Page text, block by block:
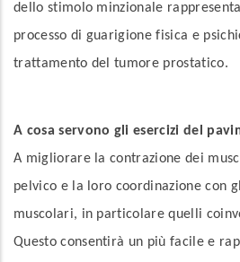
dello stimolo minzionale
processo di guarigione fisica e
trattamento del tumore prostatico.
A cosa servono gli esercizi del
A migliorare la contrazione dei
pelvico e la loro coordinazione con
muscolari, in particolare quelli
Questo consentirà un più facile e